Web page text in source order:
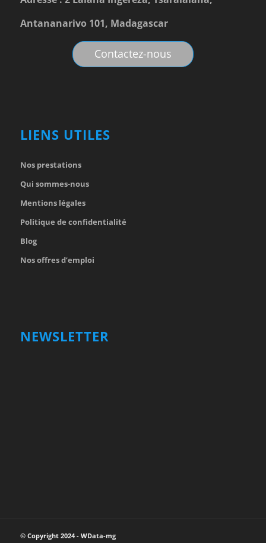
Antananarivo 101, Madagascar
Contactez-nous
LIENS UTILES
Nos prestations
Qui sommes-nous
Mentions légales
Politique de confidentialité
Blog
Nos offres d’emploi
NEWSLETTER
© Copyright 2024 - WData-mg